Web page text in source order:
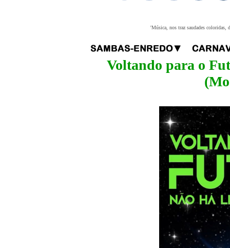
'Música, nos traz saudades coloridas,
Voltando para o